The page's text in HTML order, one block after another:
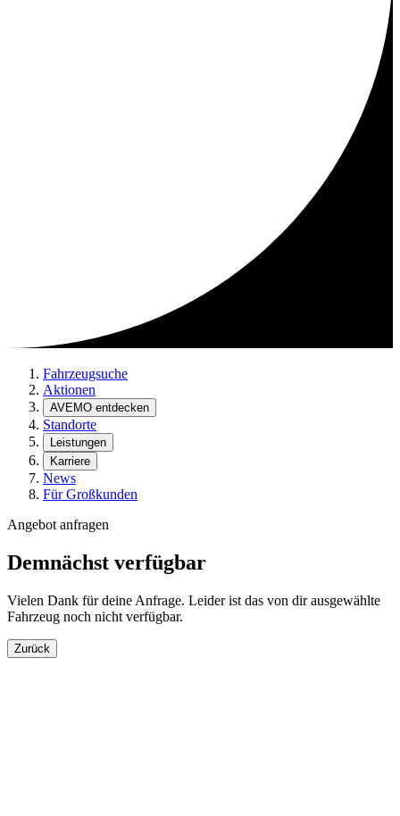
Fahrzeugsuche
Aktionen
AVEMO entdecken
Standorte
Leistungen
Karriere
News
Für Großkunden
Angebot anfragen
Demnächst verfügbar
Vielen Dank für deine Anfrage. Leider ist das von dir ausgewählte
Fahrzeug noch nicht verfügbar.
Zurück